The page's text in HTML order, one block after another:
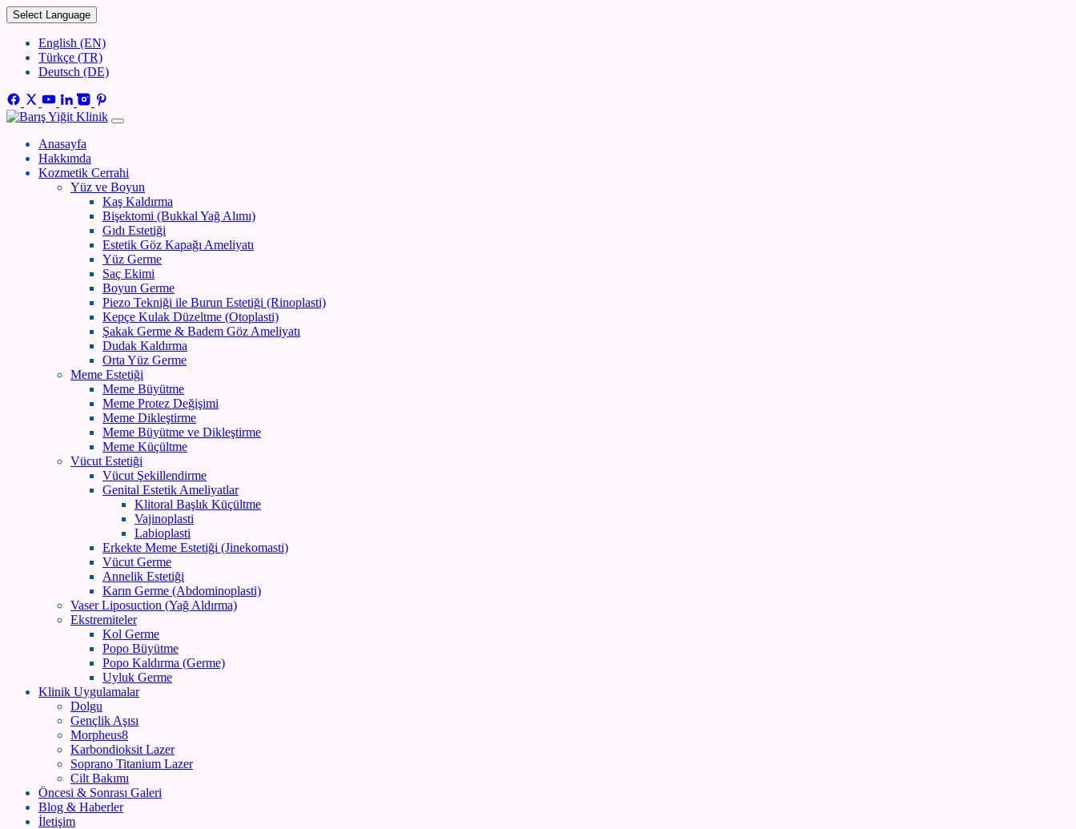
Select Language
English (EN)
Türkçe (TR)
Deutsch (DE)
Anasayfa
Hakkımda
Kozmetik Cerrahi
Yüz ve Boyun
Kaş Kaldırma
Bişektomi (Bukkal Yağ Alımı)
Gıdı Estetiği
Estetik Göz Kapağı Ameliyatı
Yüz Germe
Saç Ekimi
Boyun Germe
Piezo Tekniği ile Burun Estetiği (Rinoplasti)
Kepçe Kulak Düzeltme (Otoplasti)
Şakak Germe & Badem Göz Ameliyatı
Dudak Kaldırma
Orta Yüz Germe
Meme Estetiği
Meme Büyütme
Meme Protez Değişimi
Meme Dikleştirme
Meme Büyütme ve Dikleştirme
Meme Küçültme
Vücut Estetiği
Vücut Şekillendirme
Genital Estetik Ameliyatlar
Klitoral Başlık Küçültme
Vajinoplasti
Labioplasti
Erkekte Meme Estetiği (Jinekomasti)
Vücut Germe
Annelik Estetiği
Karın Germe (Abdominoplasti)
Vaser Liposuction (Yağ Aldırma)
Ekstremiteler
Kol Germe
Popo Büyütme
Popo Kaldırma (Germe)
Uyluk Germe
Klinik Uygulamalar
Dolgu
Gençlik Aşısı
Morpheus8
Karbondioksit Lazer
Soprano Titanium Lazer
Cilt Bakımı
Öncesi & Sonrası Galeri
Blog & Haberler
İletişim